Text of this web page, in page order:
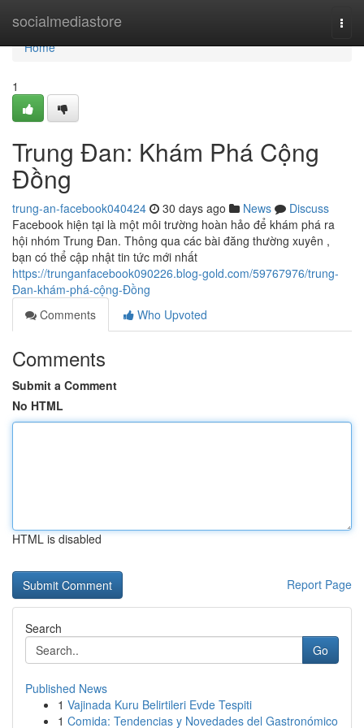
socialmediastore
Home
Home
1
Trung Đan: Khám Phá Cộng
Đồng
trung-an-facebook040424 30 days ago News
Discuss
Facebook hiện tại là một môi trường hoàn hảo để khám phá ra
hội nhóm Trung Đan. Thông qua các bài đăng thường xuyên ,
bạn có thể cập nhật tin tức mới nhất
https://trunganfacebook090226.blog-gold.com/59767976/trung-
Đan-khám-phá-cộng-Đồng
Comments
Who Upvoted
Comments
Submit a Comment
No HTML
HTML is disabled
Report Page
Search
Go
Published News
1 Vajinada Kuru Belirtileri Evde Tespiti
1 Comida: Tendencias y Novedades del Gastronómico